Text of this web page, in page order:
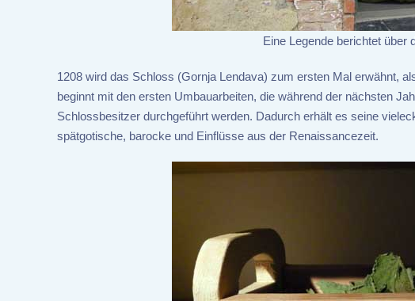
Eine Legende berichtet über
1208 wird das Schloss (Gornja Lendava) zum ersten Mal erwähnt,
beginnt mit den ersten Umbauarbeiten, die während der nächsten
Schlossbesitzer durchgeführt werden. Dadurch erhält es seine
spätgotische, barocke und Einflüsse aus der Renaissancezeit.